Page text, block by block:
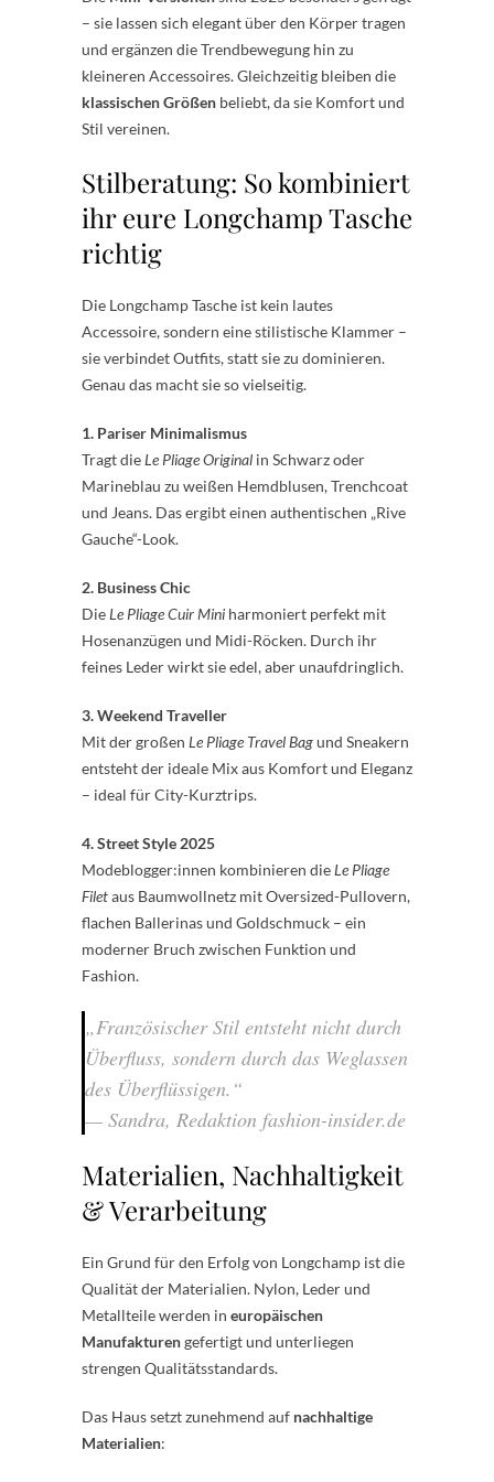
– sie lassen sich elegant über den Körper tragen
und ergänzen die Trendbewegung hin zu
kleineren Accessoires. Gleichzeitig bleiben die
klassischen Größen beliebt, da sie Komfort und
Stil vereinen.
Stilberatung: So kombiniert
ihr eure Longchamp Tasche
richtig
Die Longchamp Tasche ist kein lautes
Accessoire, sondern eine stilistische Klammer –
sie verbindet Outfits, statt sie zu dominieren.
Genau das macht sie so vielseitig.
1. Pariser Minimalismus
Tragt dieLe Pliage Original in Schwarz oder
Marineblau zu weißen Hemdblusen, Trenchcoat
und Jeans. Das ergibt einen authentischen „Rive
Gauche“-Look.
2. Business Chic
DieLe Pliage Cuir Mini harmoniert perfekt mit
Hosenanzügen und Midi-Röcken. Durch ihr
feines Leder wirkt sie edel, aber unaufdringlich.
3. Weekend Traveller
Mit der großen Le Pliage Travel Bagund Sneakern
entsteht der ideale Mix aus Komfort und Eleganz
– ideal für City-Kurztrips.
4. Street Style 2025
Modeblogger:innen kombinieren dieLe Pliage
Filetaus Baumwollnetz mit Oversized-Pullovern,
flachen Ballerinas und Goldschmuck – ein
moderner Bruch zwischen Funktion und
Fashion.
„Französischer Stil entsteht nicht durch
Überfluss, sondern durch das Weglassen
des Überflüssigen.“
— Sandra, Redaktion fashion-insider.de
Materialien, Nachhaltigkeit
& Verarbeitung
Ein Grund für den Erfolg von Longchamp ist die
Qualität der Materialien. Nylon, Leder und
Metallteile werden in europäischen
Manufakturengefertigt und unterliegen
strengen Qualitätsstandards.
Das Haus setzt zunehmend auf nachhaltige
Materialien: